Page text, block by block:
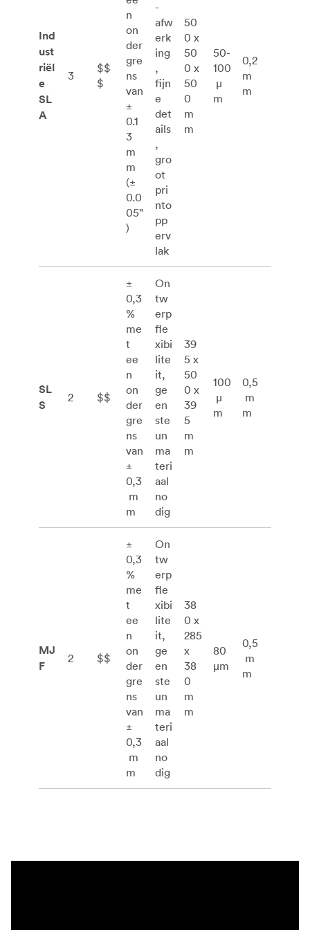
Ind
ust
riël
e
SL
A
3
$$
$
n
on
der
gre
ns
van
±
0.1
3
m
m
(±
0.0
05"
)
-
afw
erk
ing
,
fijn
e
det
ails
,
gro
ot
pri
nto
pp
erv
lak
50
0 x
50
0 x
50
0
m
m
50-
100
μ
m
0,2
m
m
SL
S
2 $$
±
0,3
%
me
t
ee
n
on
der
gre
ns
van
±
0,3
m
m
On
tw
erp
fle
xibi
lite
it,
ge
en
ste
un
ma
teri
aal
no
dig
39
5 x
50
0 x
39
5
m
m
100
μ
m
0,5
m
m
MJ
F
2 $$
±
0,3
%
me
t
ee
n
on
der
gre
ns
van
±
0,3
m
m
On
tw
erp
fle
xibi
lite
it,
ge
en
ste
un
ma
teri
aal
no
dig
38
0 x
285
x
38
0
m
m
80
μm
0,5
m
m